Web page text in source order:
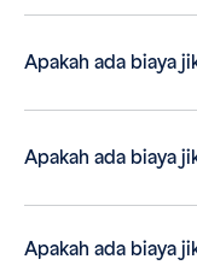
Apakah ada biaya
Apakah ada biaya
Apakah ada biaya